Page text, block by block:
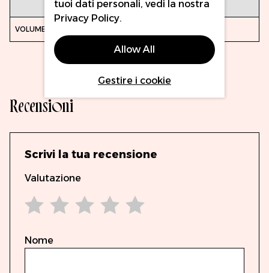
Uniti
Recensioni
Scrivi la tua recensione
Valutazione
Nome
tuoi dati personali, vedi la nostra
Privacy Policy.
Allow All
Gestire i cookie